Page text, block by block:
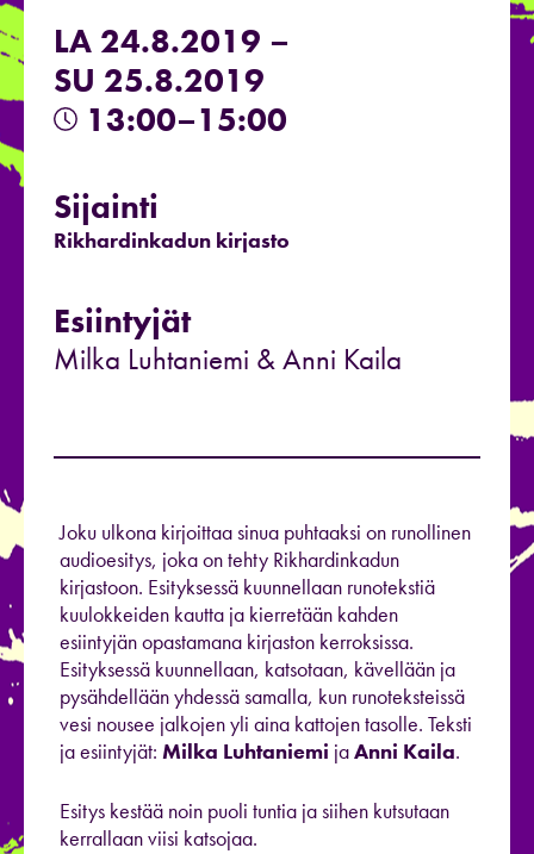
LA 24.8.2019 –
SU 25.8.2019
13:00–15:00
Sijainti
Rikhardinkadun kirjasto
Esiintyjät
Milka Luhtaniemi & Anni Kaila
Joku ulkona kirjoittaa sinua puhtaaksi on runollinen
audioesitys, joka on tehty Rikhardinkadun
kirjastoon. Esityksessä kuunnellaan runotekstiä
kuulokkeiden kautta ja kierretään kahden
esiintyjän opastamana kirjaston kerroksissa.
Esityksessä kuunnellaan, katsotaan, kävellään ja
pysähdellään yhdessä samalla, kun runoteksteissä
vesi nousee jalkojen yli aina kattojen tasolle. Teksti
ja esiintyjät: Milka Luhtaniemi jaAnni Kaila.
Esitys kestää noin puoli tuntia ja siihen kutsutaan
kerrallaan viisi katsojaa.